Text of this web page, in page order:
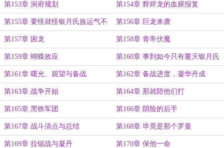
第153章 洞府规划 第154章 辉烬龙的血腥报复
第155章 要怪就怪银月氏族运气不
好
第156章 巨龙来袭
第157章 困龙 第158章 青帝伏魔
第159章 蝴蝶效应 第160章 事到如今只有覆灭银月氏
族
第161章 曙光、观望与备战 第162章 备战进度，凝华丹成
第163章 战争开始 第164章 那就陪他们打
第165章 黑铁军团 第166章 阴险的后手
第167章 战斗清点与总结 第168章 毕竟是那个罗曼
第169章 拉锯战与凝丹 第170章 保他一命